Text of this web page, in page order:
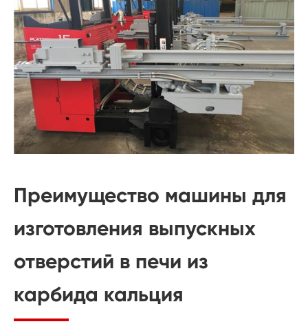
Преимущество машины для
изготовления выпускных
отверстий в печи из
карбида кальция